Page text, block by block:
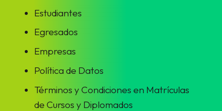
Estudiantes
Egresados
Empresas
Política de Datos
Términos y Condiciones en Matrículas
de Cursos y Diplomados